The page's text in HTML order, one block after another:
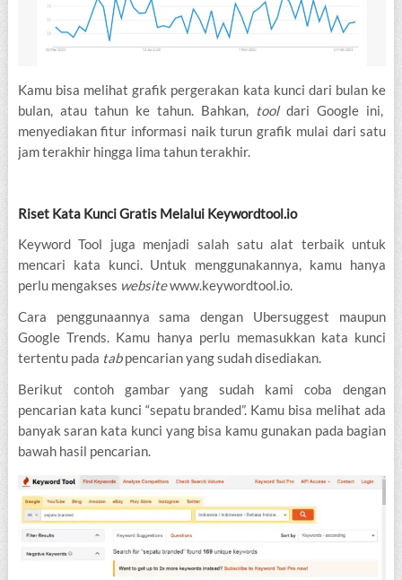
Kamu bisa melihat grafik pergerakan kata kunci dari bulan ke
bulan, atau tahun ke tahun. Bahkan,
tooldari Google ini,
menyediakan fitur informasi naik turun grafik mulai dari satu
jam terakhir hingga lima tahun terakhir.
Riset Kata Kunci Gratis Melalui Keywordtool.io
Keyword Tool juga menjadi salah satu alat terbaik untuk
mencari kata kunci. Untuk menggunakannya, kamu hanya
perlu mengakses websitewww.keywordtool.io.
Cara penggunaannya sama dengan Ubersuggest maupun
Google Trends. Kamu hanya perlu memasukkan kata kunci
tertentu pada tabpencarian yang sudah disediakan.
Berikut contoh gambar yang sudah kami coba dengan
pencarian kata kunci “sepatu branded”. Kamu bisa melihat ada
banyak saran kata kunci yang bisa kamu gunakan pada bagian
bawah hasil pencarian.